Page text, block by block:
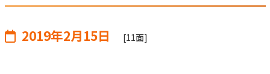
2019年2月15日 [11面]